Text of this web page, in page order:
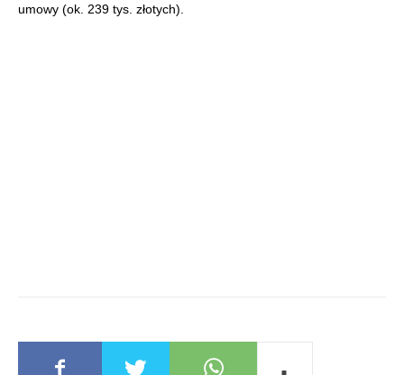
umowy (ok. 239 tys. złotych).